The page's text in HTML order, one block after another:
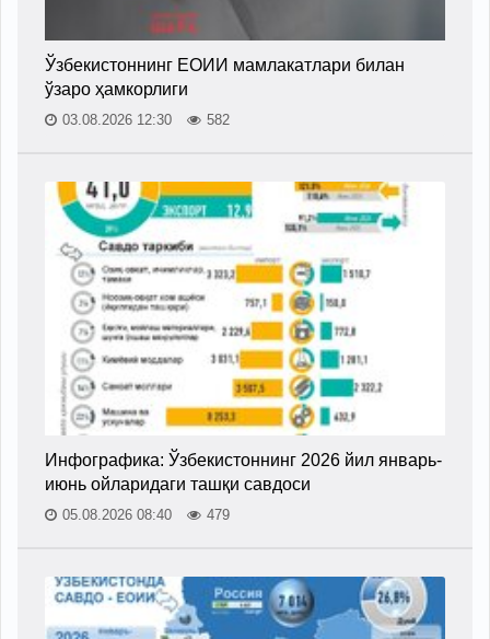
Ўзбекистоннинг ЕОИИ мамлакатлари билан
ўзаро ҳамкорлиги
03.08.2026 12:30 582
Инфографика: Ўзбекистоннинг 2026 йил январь-
июнь ойларидаги ташқи савдоси
05.08.2026 08:40 479